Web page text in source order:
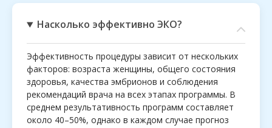
Насколько эффективно ЭКО?
Эффективность процедуры зависит от нескольких
факторов: возраста женщины, общего состояния
здоровья, качества эмбрионов и соблюдения
рекомендаций врача на всех этапах программы. В
среднем результативность программ составляет
около 40–50%, однако в каждом случае прогноз